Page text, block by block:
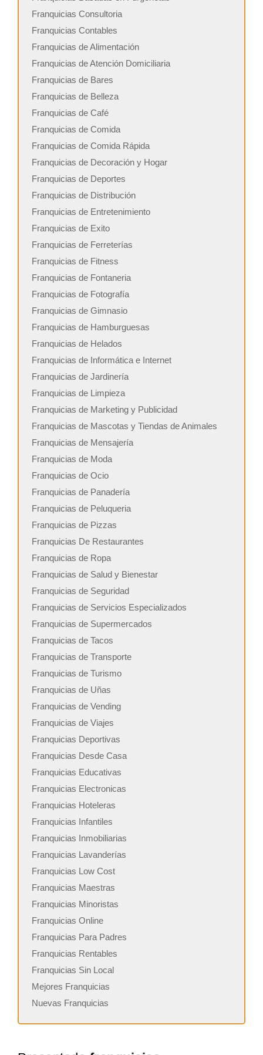
Franquicias Consultoria
Franquicias Contables
Franquicias de Alimentación
Franquicias de Atención Domiciliaria
Franquicias de Bares
Franquicias de Belleza
Franquicias de Café
Franquicias de Comida
Franquicias de Comida Rápida
Franquicias de Decoración y Hogar
Franquicias de Deportes
Franquicias de Distribución
Franquicias de Entretenimiento
Franquicias de Exito
Franquicias de Ferreterías
Franquicias de Fitness
Franquicias de Fontaneria
Franquicias de Fotografía
Franquicias de Gimnasio
Franquicias de Hamburguesas
Franquicias de Helados
Franquicias de Informática e Internet
Franquicias de Jardinería
Franquicias de Limpieza
Franquicias de Marketing y Publicidad
Franquicias de Mascotas y Tiendas de Animales
Franquicias de Mensajería
Franquicias de Moda
Franquicias de Ocio
Franquicias de Panadería
Franquicias de Peluqueria
Franquicias de Pizzas
Franquicias De Restaurantes
Franquicias de Ropa
Franquicias de Salud y Bienestar
Franquicias de Seguridad
Franquicias de Servicios Especializados
Franquicias de Supermercados
Franquicias de Tacos
Franquicias de Transporte
Franquicias de Turismo
Franquicias de Uñas
Franquicias de Vending
Franquicias de Viajes
Franquicias Deportivas
Franquicias Desde Casa
Franquicias Educativas
Franquicias Electronicas
Franquicias Hoteleras
Franquicias Infantiles
Franquicias Inmobiliarias
Franquicias Lavanderías
Franquicias Low Cost
Franquicias Maestras
Franquicias Minoristas
Franquicias Online
Franquicias Para Padres
Franquicias Rentables
Franquicias Sin Local
Mejores Franquicias
Nuevas Franquicias